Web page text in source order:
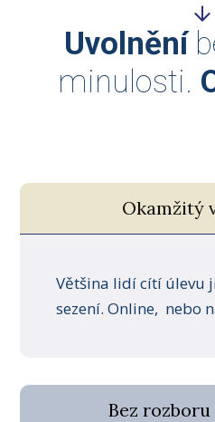
Uvolnění
minulosti.
Okamžitý
Většina lidí cítí úlevu
sezení. Online, nebo
Bez